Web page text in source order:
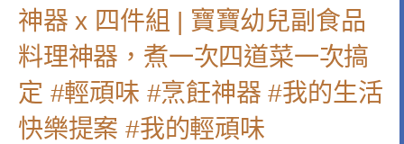
神器 x 四件組 | 寶寶幼兒副食品
料理神器，煮一次四道菜一次搞
定 #輕頑味 #烹飪神器 #我的生活
快樂提案 #我的輕頑味